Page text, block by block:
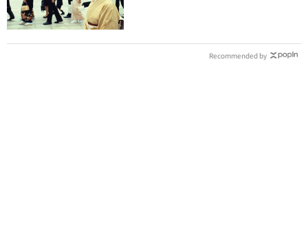
Recommended by